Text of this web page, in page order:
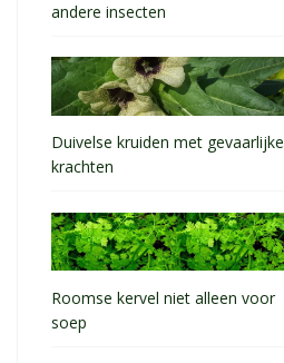
andere insecten
Duivelse kruiden met gevaarlijke
krachten
Roomse kervel niet alleen voor
soep